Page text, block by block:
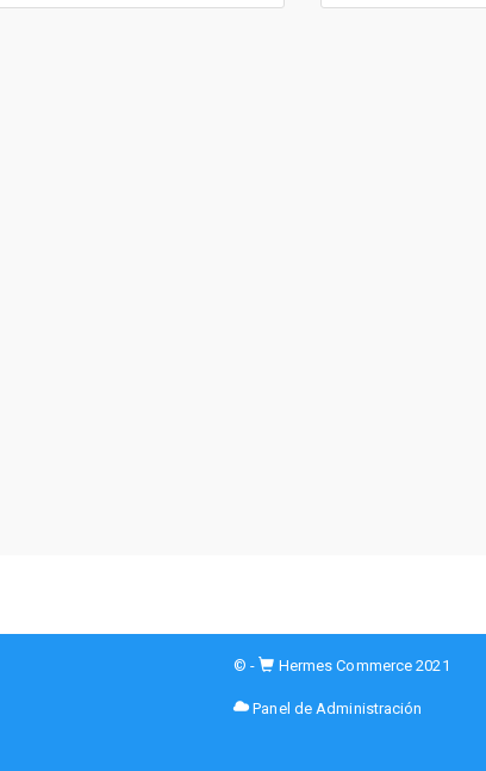
© - Hermes Commerce 2021
Panel de Administración